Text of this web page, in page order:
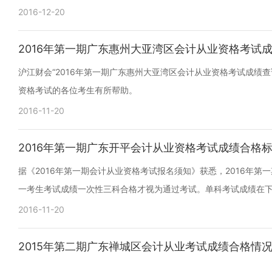
2016-12-20
2016年第一期广东惠州大亚湾区会计从业资格考试
沪江财会“2016年第一期广东惠州大亚湾区会计从业资格考试成绩
资格考试的各位考生有所帮助。
2016-11-20
2016年第一期广东开平会计从业资格考试成绩合格
据《2016年第一期会计从业资格考试报名须知》获悉，2016年第
一考生考试成绩一次性三科合格才视为通过考试。单科考试成绩在
2016-11-20
2015年第二期广东禅城区会计从业考试成绩合格情